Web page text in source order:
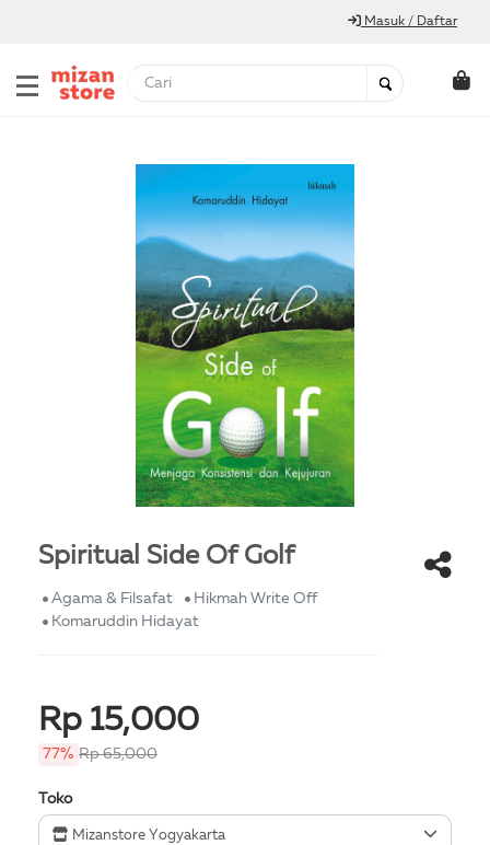
Masuk / Daftar
Spiritual Side Of Golf
Agama & Filsafat
Hikmah Write Off
Komaruddin Hidayat
Rp 15,000
77% Rp 65,000
Toko
Mizanstore Yogyakarta